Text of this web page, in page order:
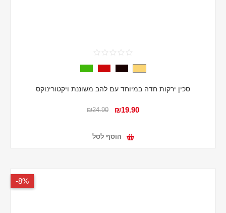
סכין ירקות חדה במיוחד עם להב משוננת ויקטורינוקס
₪19.90
₪24.90
הוסף לסל
8%-